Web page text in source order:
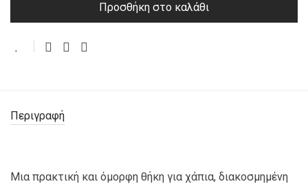
Προσθήκη στο καλάθι
Περιγραφή
Μια πρακτική και όμορφη θήκη για χάπια, διακοσμημένη